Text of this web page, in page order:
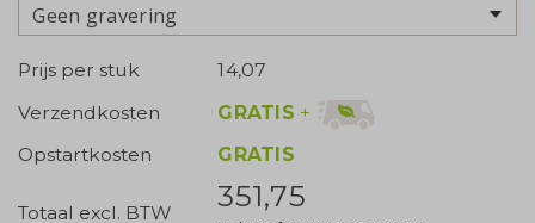
Geen gravering
Prijs per stuk
14,07
Verzendkosten
GRATIS +
Opstartkosten
GRATIS
Totaal excl. BTW 351,75